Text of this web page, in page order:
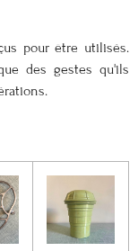
pour être utilisés.
des gestes qu'ils